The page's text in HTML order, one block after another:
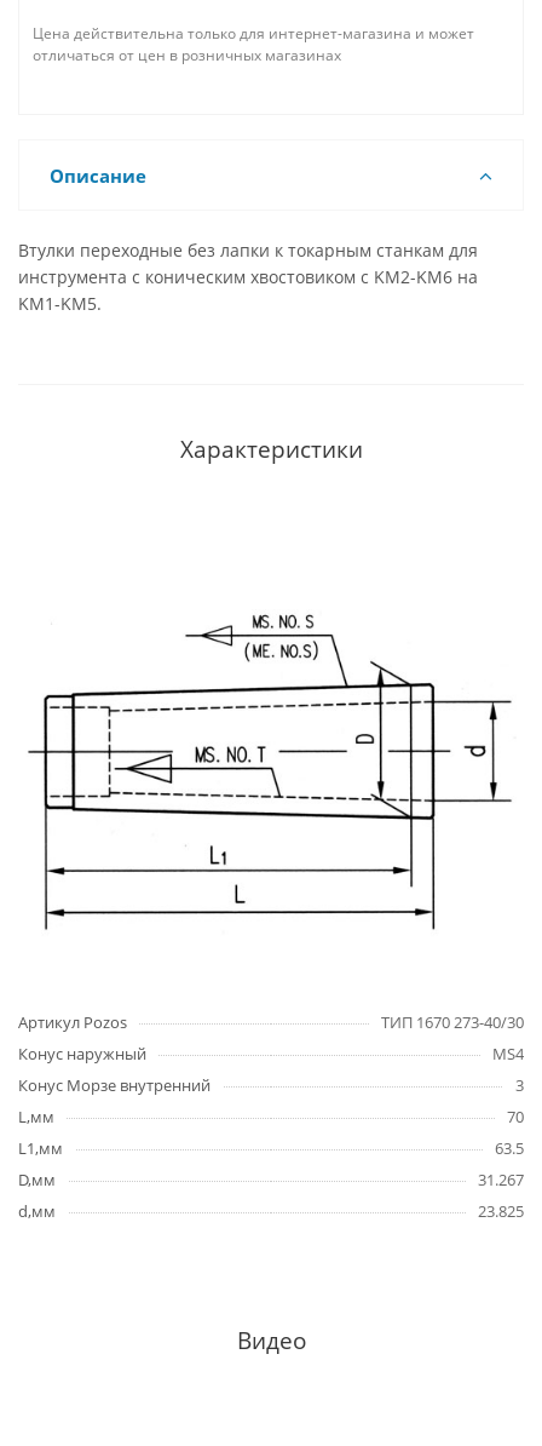
Цена действительна только для интернет-магазина и может
отличаться от цен в розничных магазинах
Описание
Втулки переходные без лапки к токарным станкам для
инструмента с коническим хвостовиком с KM2-KM6 на
KM1-KM5.
Характеристики
Артикул Pozos
ТИП 1670 273-40/30
Конус наружный
MS4
Конус Морзе внутренний
3
L,мм
70
L1,мм
63.5
D,мм
31.267
d,мм
23.825
Видео